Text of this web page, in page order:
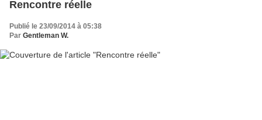
Rencontre réelle
Publié le 23/09/2014 à 05:38
Par Gentleman W.